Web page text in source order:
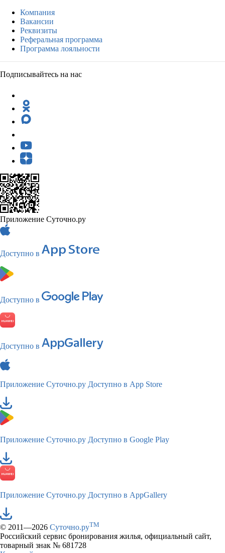
Компания
Вакансии
Реквизиты
Реферальная программа
Программа лояльности
Подписывайтесь на нас
Приложение Суточно.ру
Доступно в
Доступно в
Доступно в
Приложение Суточно.ру Доступно в App Store
Приложение Суточно.ру Доступно в Google Play
Приложение Суточно.ру Доступно в AppGallery
© 2011—2026 Суточно.руTM
Российский сервис бронирования жилья, официальный сайт,
товарный знак № 681728